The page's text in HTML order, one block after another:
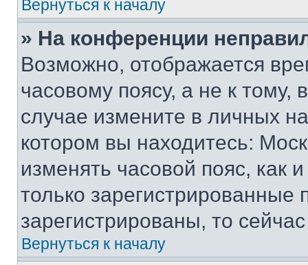
Вернуться к началу
» На конференции
Возможно, отображается
часовому поясу, а не к тому,
случае измените в личных
котором вы находитесь:
изменять часовой пояс, как
только
зарегистрированы, то
Вернуться к началу